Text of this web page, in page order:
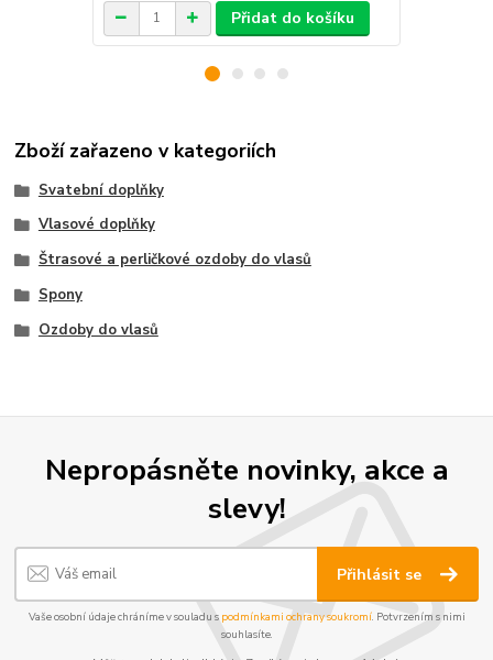
Přidat do košíku
Zboží zařazeno v kategoriích
Svatební doplňky
Vlasové doplňky
Štrasové a perličkové ozdoby do vlasů
Spony
Ozdoby do vlasů
Nepropásněte novinky, akce a
slevy!
Přihlásit se
Vaše osobní údaje chráníme v souladu s podmínkami ochrany soukromí. Potvrzením s nimi
souhlasíte.